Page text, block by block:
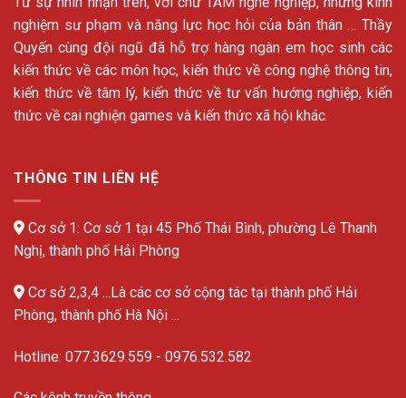
nghiệm sư phạm và năng lực học hỏi của bản thân … Thầy
Quyến cùng đội ngũ đã hỗ trợ hàng ngàn em học sinh các
kiến thức về các môn học, kiến thức về công nghệ thông tin,
kiến thức về tâm lý, kiến thức về tư vấn hướng nghiệp, kiến
thức về cai nghiện games và kiến thức xã hội khác.
THÔNG TIN LIÊN HỆ
Cơ sở 1: Cơ sở 1 tại 45 Phố Thái Bình, phường Lê Thanh
Nghị, thành phố Hải Phòng
Cơ sở 2,3,4 ...Là các cơ sở cộng tác tại thành phố Hải
Phòng, thành phố Hà Nội ...
Hotline: 077.3629.559 - 0976.532.582